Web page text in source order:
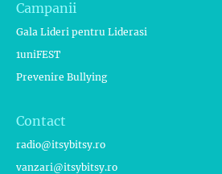
Campanii
Gala Lideri pentru Liderasi
1uniFEST
Prevenire Bullying
Contact
radio@itsybitsy.ro
vanzari@itsybitsy.ro